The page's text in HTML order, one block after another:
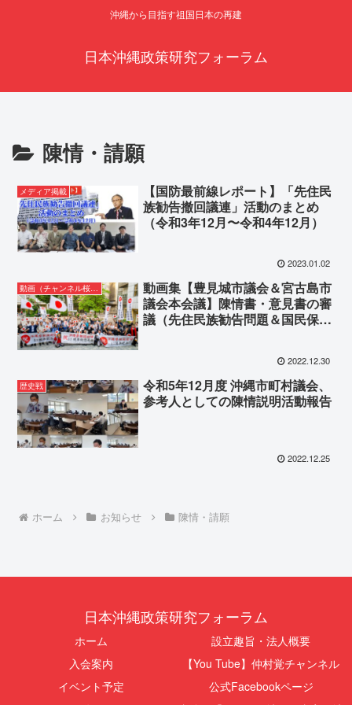
沖縄から目指す祖国日本の再建
日本沖縄政策研究フォーラム
陳情・請願
メディア掲載
【国防最前線レポート】「先住民
族勧告撤回議連」活動のまとめ
（令和3年12月〜令和4年12月）
2023.01.02
動画（チャンネル桜沖縄の声）
動画集【豊見城市議会＆宮古島市
議会本会議】陳情書・意見書の審
議（先住民族勧告問題＆国民保護
2022.12.30
歴史戦
令和5年12月度 沖縄市町村議会、
参考人としての陳情説明活動報告
2022.12.25
ホーム お知らせ 陳情・請願
日本沖縄政策研究フォーラム
ホーム
設立趣旨・法人概要
入会案内
【You Tube】仲村覚チャンネル
イベント予定
公式Facebookページ